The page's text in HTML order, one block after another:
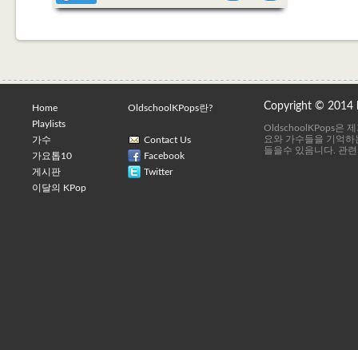
Home
Playlists
가수
가요톱10
게시판
이달의 KPop
OldschoolKPops란?
Contact Us
Facebook
Twitter
Copyright © 2014
OldschoolKPops은
요와 가수들을 기억
들을수 있음니다. 관